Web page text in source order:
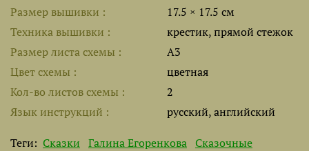
Размер вышивки
17.5 × 17.5 см
Техника вышивки
крестик, прямой стежок
Размер листа cхемы
A3
Цвет схемы
цветная
Кол-во листов схемы
2
Язык инструкций
русский, английский
Теги: Сказки Галина Егоренкова Сказочные